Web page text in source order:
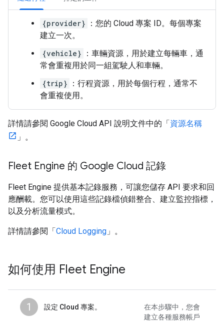
{provider}
：您的 Cloud 專案 ID。每個專案
建立一次。
{vehicle}
：車輛資源，用於建立每輛車，通
常會重複用於同一組駕駛人和車輛。
{trip}
：行程資源，用於每個行程，通常不
會重複使用。
詳情請參閱 Google Cloud API 說明文件中的「 資源名稱
」。
Fleet Engine 的 Google Cloud 記錄
Fleet Engine 提供基本記錄服務，可讓您儲存 API 要求和回
應酬載。您可以使用這些記錄檔偵錯整合、建立監控指標，
以及分析流量模式。
詳情請參閱「 Cloud Logging 」。
如何使用 Fleet Engine
1 設定 Cloud 專案。
在本步驟中，您會
建立各種服務帳戶